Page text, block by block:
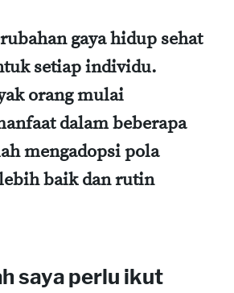
gaya hidup sehat
setiap individu.
orang mulai
dalam beberapa
mengadopsi pola
baik dan rutin
saya perlu ikut